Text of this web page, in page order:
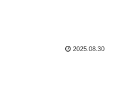
2025.08.30